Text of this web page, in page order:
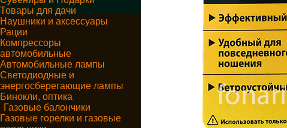
Товары для дачи
Наушники и аксессуары
Рации
Компрессоры
автомобильные
Автомобильные лампы
Светодиодные и
энергосберегающие лампы
Бинокли, оптика
Газовые балончики
Газовые горелки и газовые